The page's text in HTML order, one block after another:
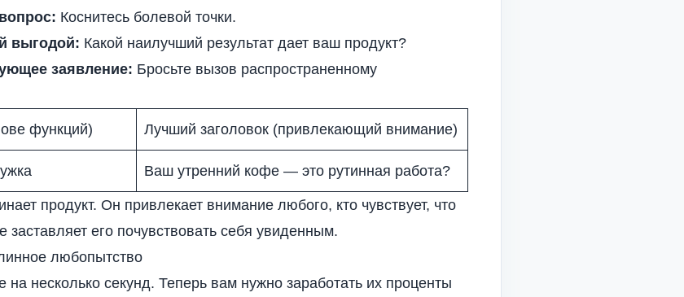
Коснитесь болевой точки.
выгодой: Какой наилучший результат дает ваш продукт?
заявление: Бросьте вызов распространенному
функций) Лучший заголовок (привлекающий внимание)
Ваш утренний кофе — это рутинная работа?
продукт. Он привлекает внимание любого, кто чувствует, что
заставляет его почувствовать себя увиденным.
любопытство
несколько секунд. Теперь вам нужно заработать их проценты